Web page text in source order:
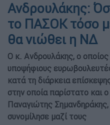
Ανδρουλάκης:
το ΠΑΣΟΚ τόσο
θα νιώθει η ΝΔ
Ο κ. Ανδρουλάκης, ο
υποψήφιους
κατά τη διάρκεια
στην οποία παρίστατο και
Παναγιώτης
συνομίλησε μαζί τους